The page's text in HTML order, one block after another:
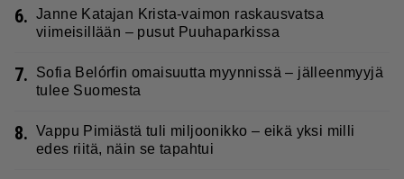
6. Janne Katajan Krista-vaimon raskausvatsa
viimeisillään – pusut Puuhaparkissa
7.
Sofia Belórfin omaisuutta myynnissä – jälleenmyyjä
tulee Suomesta
8. Vappu Pimiästä tuli miljoonikko – eikä yksi milli
edes riitä, näin se tapahtui